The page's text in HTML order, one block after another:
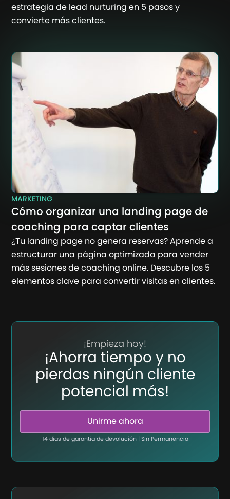
estrategia de lead nurturing en 5 pasos y
convierte más clientes.
MARKETING
Cómo organizar una landing page de
coaching para captar clientes
¿Tu landing page no genera reservas? Aprende a
estructurar una página optimizada para vender
más sesiones de coaching online. Descubre los 5
elementos clave para convertir visitas en clientes.
¡Empieza hoy!
¡Ahorra tiempo y no
pierdas ningún cliente
potencial más!
Unirme ahora
14 días de garantía de devolución | Sin Permanencia